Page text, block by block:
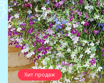
Хит продаж